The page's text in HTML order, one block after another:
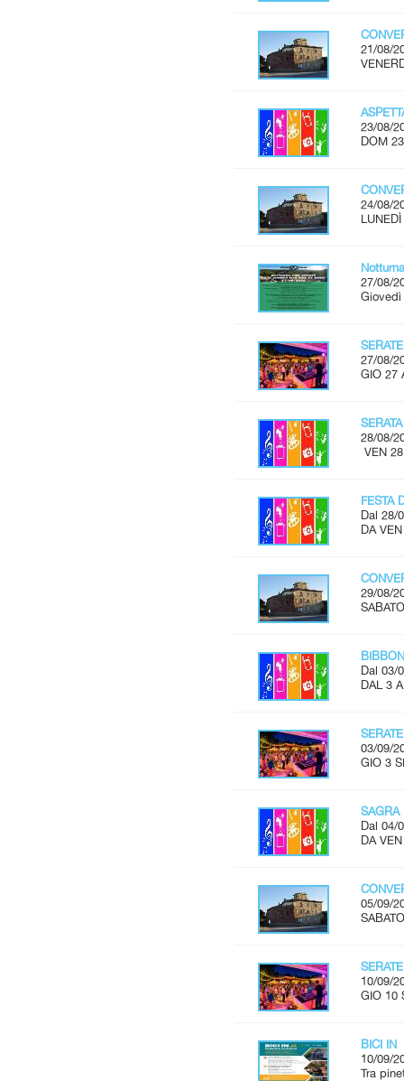
21/08/
23/08/
DOM
24/08/
27/08/
Giovedì
27/08/
GIO 27
28/08/
VEN
FESTA
Dal 28/
DA
29/08/
Dal 03/
DAL 3
03/09/
GIO 3
SAGRA
Dal 04/
DA
05/09/
10/09/
GIO 10
BICI IN
10/09/
Tra